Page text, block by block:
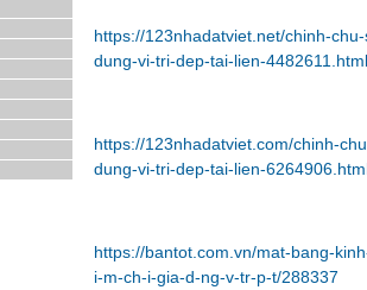
https://123nhadatviet.net/chinh-
dung-vi-tri-dep-tai-lien-4482611.html
https://123nhadatviet.com/chinh-
dung-vi-tri-dep-tai-lien-
https://bantot.com.vn/mat-bang-
i-m-ch-i-gia-d-ng-v-tr-p-t/288337